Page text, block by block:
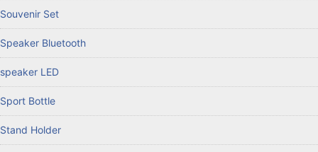
Souvenir Set
Speaker Bluetooth
speaker LED
Sport Bottle
Stand Holder